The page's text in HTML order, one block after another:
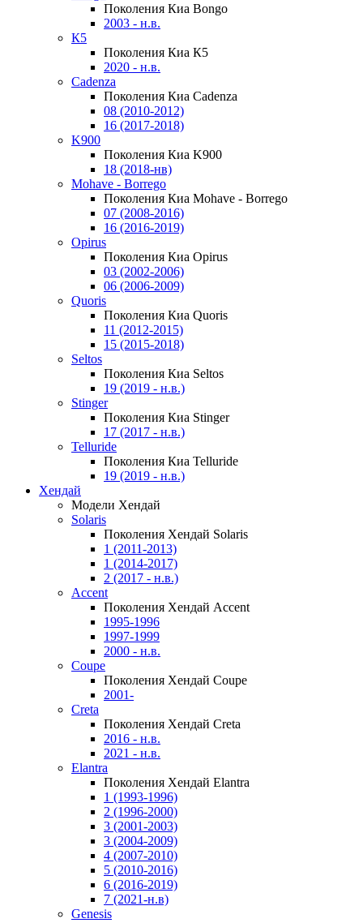
Поколения Киа Bongo
2003 - н.в.
К5
Поколения Киа К5
2020 - н.в.
Cadenza
Поколения Киа Cadenza
08 (2010-2012)
16 (2017-2018)
K900
Поколения Киа K900
18 (2018-нв)
Mohave - Borrego
Поколения Киа Mohave - Borrego
07 (2008-2016)
16 (2016-2019)
Opirus
Поколения Киа Opirus
03 (2002-2006)
06 (2006-2009)
Quoris
Поколения Киа Quoris
11 (2012-2015)
15 (2015-2018)
Seltos
Поколения Киа Seltos
19 (2019 - н.в.)
Stinger
Поколения Киа Stinger
17 (2017 - н.в.)
Telluride
Поколения Киа Telluride
19 (2019 - н.в.)
Хендай
Модели Хендай
Solaris
Поколения Хендай Solaris
1 (2011-2013)
1 (2014-2017)
2 (2017 - н.в.)
Accent
Поколения Хендай Accent
1995-1996
1997-1999
2000 - н.в.
Coupe
Поколения Хендай Coupe
2001-
Creta
Поколения Хендай Creta
2016 - н.в.
2021 - н.в.
Elantra
Поколения Хендай Elantra
1 (1993-1996)
2 (1996-2000)
3 (2001-2003)
3 (2004-2009)
4 (2007-2010)
5 (2010-2016)
6 (2016-2019)
7 (2021-н.в)
Genesis